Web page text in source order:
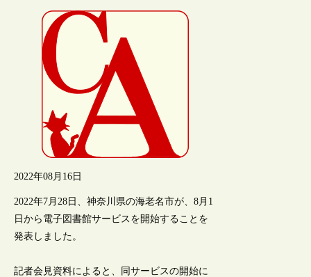
2022年08月16日
2022年7月28日、神奈川県の海老名市が、8月1
日から電子図書館サービスを開始することを
発表しました。
記者会見資料によると、同サービスの開始に